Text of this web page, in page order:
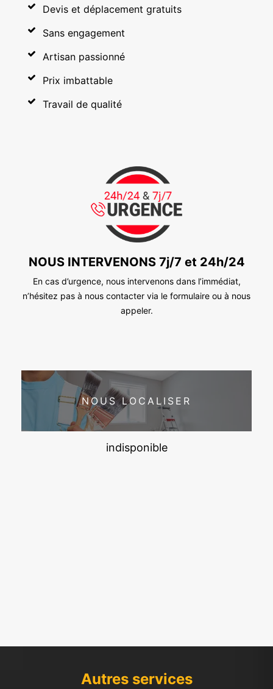
Devis et déplacement gratuits
Sans engagement
Artisan passionné
Prix imbattable
Travail de qualité
NOUS INTERVENONS 7j/7 et 24h/24
En cas d’urgence, nous intervenons dans l’immédiat,
n’hésitez pas à nous contacter via le formulaire ou à nous
appeler.
NOUS LOCALISER
indisponible
Autres services